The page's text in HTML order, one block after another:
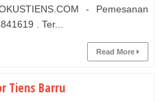
- Pemesanan
. Ter...
Read More
Tiens Barru